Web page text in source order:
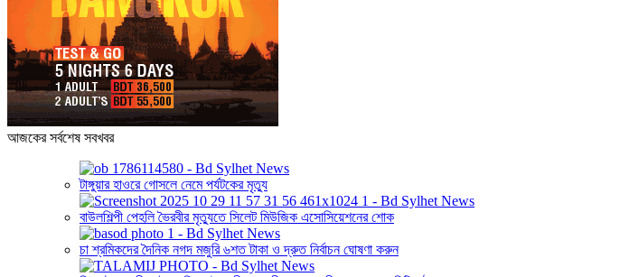
আজকের সর্বশেষ সবখবর
টাঙ্গুয়ার হাওরে গোসলে নেমে পর্যটকের মৃত্যু
বাউলশিল্পী পেহলি ভৈরবীর মৃত্যুতে সিলেট মিউজিক এসোসিয়েশনের শোক
চা শ্রমিকদের দৈনিক নগদ মজুরি ৬শত টাকা ও দ্রুত নির্বাচন ঘোষণা করুন